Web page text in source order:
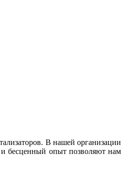
В нашей организации
и бесценный опыт позволяют нам